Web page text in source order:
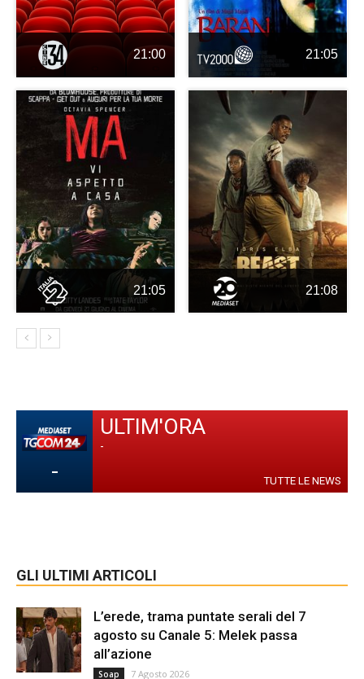
21:00 21:05
21:05 21:08
-
ULTIM'ORA
-
TUTTE LE NEWS
GLI ULTIMI ARTICOLI
L’erede, trama puntate serali del 7
agosto su Canale 5: Melek passa
all’azione
Soap 7 Agosto 2026